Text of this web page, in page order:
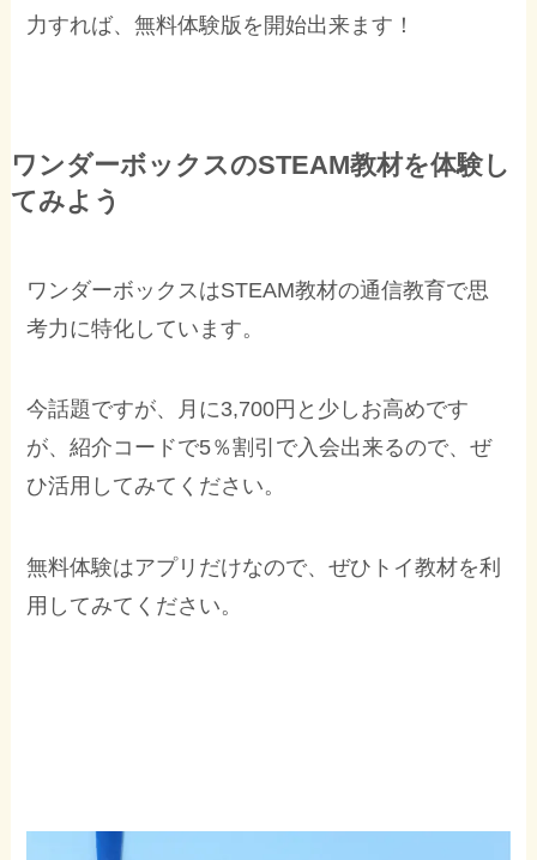
力すれば、無料体験版を開始出来ます！
ワンダーボックスのSTEAM教材を体験し
てみよう
ワンダーボックスはSTEAM教材の通信教育で思
考力に特化しています。
今話題ですが、月に3,700円と少しお高めです
が、紹介コードで5％割引で入会出来るので、ぜ
ひ活用してみてください。
無料体験はアプリだけなので、ぜひトイ教材を利
用してみてください。